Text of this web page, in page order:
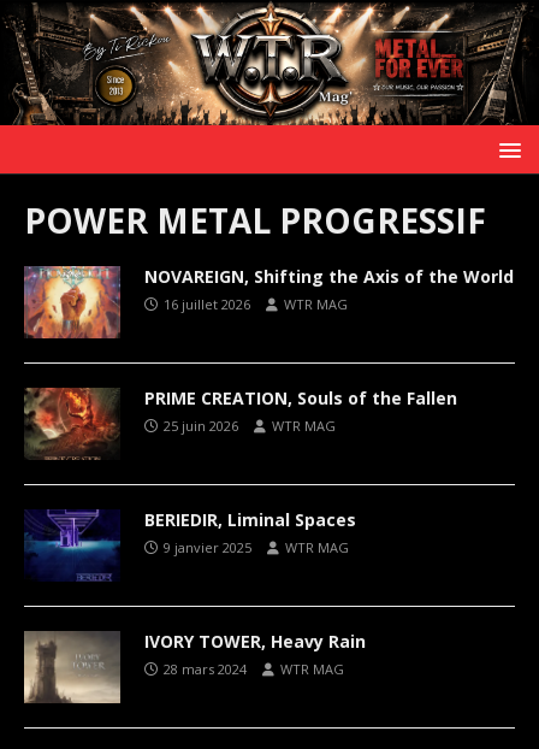
POWER METAL PROGRESSIF
NOVAREIGN, Shifting the Axis of the World
16 juillet 2026 WTR MAG
PRIME CREATION, Souls of the Fallen
25 juin 2026 WTR MAG
BERIEDIR, Liminal Spaces
9 janvier 2025 WTR MAG
IVORY TOWER, Heavy Rain
28 mars 2024 WTR MAG